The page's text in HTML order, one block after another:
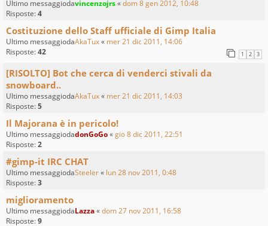
Ultimo messaggiodavincenzojrs«dom 8 gen 2012, 10:48
Risposte:4
Costituzione dello Staff ufficiale di Gimp Italia
Ultimo messaggiodaAkaTux« mer 21 dic 2011, 14:06
Risposte:42 1 2 3
[RISOLTO] Bot che cerca di venderci stivali da
snowboard..
Ultimo messaggiodaAkaTux« mer 21 dic 2011, 14:03
Risposte:5
Il Majorana è in pericolo!
Ultimo messaggiodadonGoGo«gio 8 dic 2011, 22:51
Risposte:2
#gimp-it IRC CHAT
Ultimo messaggiodaSteeler« lun 28 nov 2011, 0:48
Risposte:3
miglioramento
Ultimo messaggiodaLazza«dom 27 nov 2011, 16:58
Risposte:9